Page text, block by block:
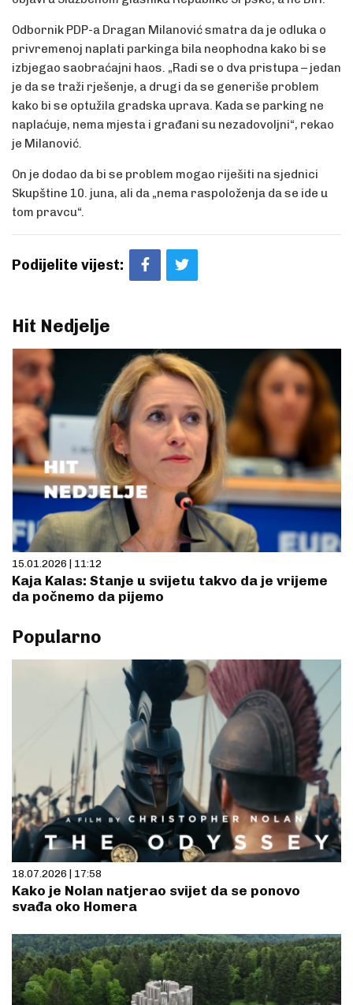
Odbornik PDP-a Dragan Milanović smatra da je odluka o
privremenoj naplati parkinga bila neophodna kako bi se
izbjegao saobraćajni haos. „Radi se o dva pristupa – jedan
je da se traži rješenje, a drugi da se generiše problem
kako bi se optužila gradska uprava. Kada se parking ne
naplaćuje, nema mjesta i građani su nezadovoljni“, rekao
je Milanović.
On je dodao da bi se problem mogao riješiti na sjednici
Skupštine 10. juna, ali da „nema raspoloženja da se ide u
tom pravcu“.
Podijelite vijest:
Hit Nedjelje
15.01.2026 | 11:12
Kaja Kalas: Stanje u svijetu takvo da je vrijeme
da počnemo da pijemo
Popularno
18.07.2026 | 17:58
Kako je Nolan natjerao svijet da se ponovo
svađa oko Homera